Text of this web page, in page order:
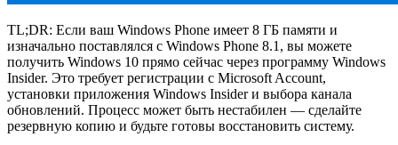
TL;DR: Если ваш Windows Phone имеет 8 ГБ памяти и
изначально поставлялся с Windows Phone 8.1, вы можете
получить Windows 10 прямо сейчас через программу Windows
Insider. Это требует регистрации с Microsoft Account,
установки приложения Windows Insider и выбора канала
обновлений. Процесс может быть нестабилен — сделайте
резервную копию и будьте готовы восстановить систему.